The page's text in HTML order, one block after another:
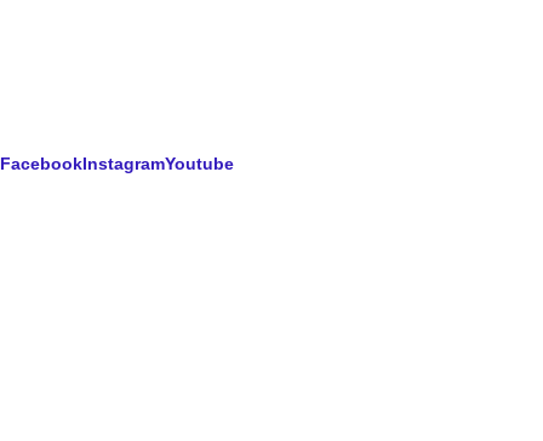
FacebookInstagramYoutube